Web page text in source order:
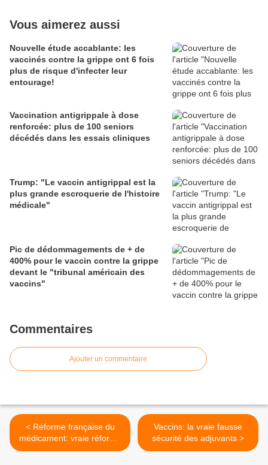
Vous aimerez aussi
Nouvelle étude accablante: les
vaccinés contre la grippe ont 6 fois
plus de risque d'infecter leur
entourage!
Vaccination antigrippale à dose
renforcée: plus de 100 seniors
décédés dans les essais cliniques
Trump: "Le vaccin antigrippal est la
plus grande escroquerie de l'histoire
médicale"
Pic de dédommagements de + de
400% pour le vaccin contre la grippe
devant le "tribunal américain des
vaccins"
Commentaires
Ajouter un commentaire
< Réforme française du
médicament: vraie réforme
ou réformette?
Vaccins: la vraie fausse
sécurité des adjuvants >